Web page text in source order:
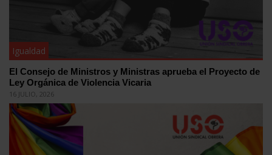
Igualdad
El Consejo de Ministros y Ministras aprueba el Proyecto de
Ley Orgánica de Violencia Vicaria
16 JULIO, 2026